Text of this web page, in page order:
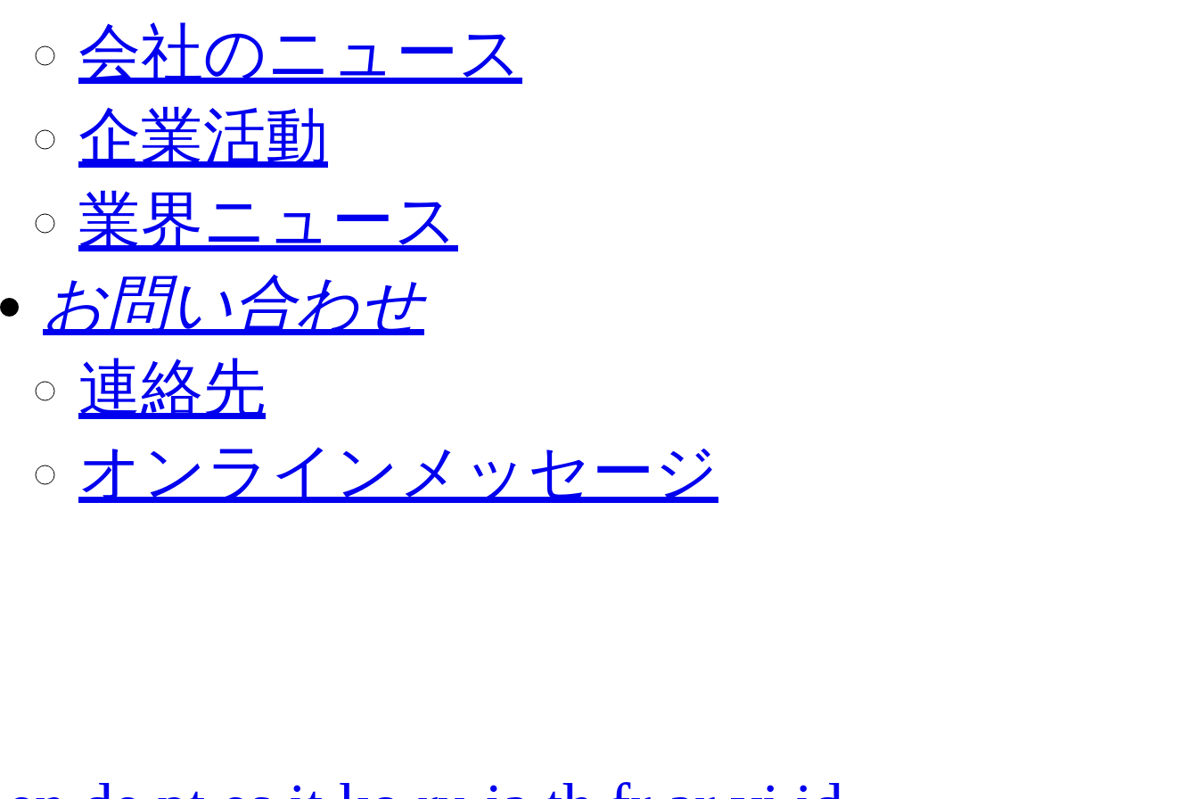
会社のニュース
企業活動
業界ニュース
お問い合わせ
連絡先
オンラインメッセージ